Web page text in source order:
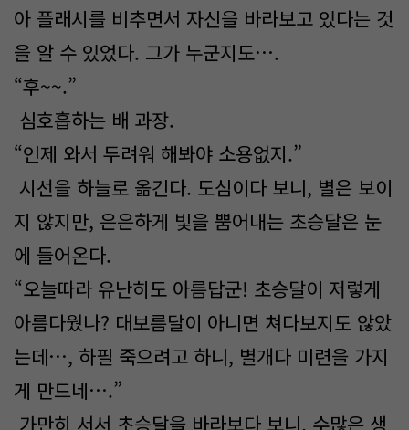
아 플래시를 비추면서 자신을 바라보고 있다는 것
을 알 수 있었다. 그가 누군지도….
“후~~.”
심호흡하는 배 과장.
“인제 와서 두려워 해봐야 소용없지.”
시선을 하늘로 옮긴다. 도심이다 보니, 별은 보이
지 않지만, 은은하게 빛을 뿜어내는 초승달은 눈
에 들어온다.
“오늘따라 유난히도 아름답군! 초승달이 저렇게
아름다웠나? 대보름달이 아니면 쳐다보지도 않았
는데…, 하필 죽으려고 하니, 별개다 미련을 가지
게 만드네….”
가만히 서서 초승달을 바라보다 보니, 수많은 생